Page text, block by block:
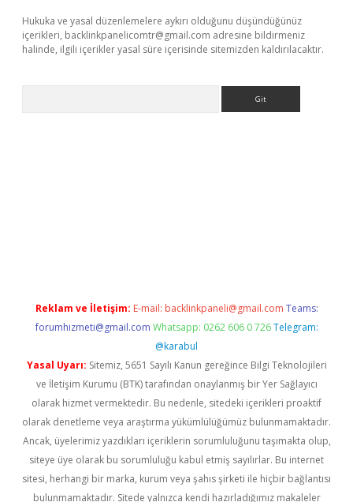
Hukuka ve yasal düzenlemelere aykırı olduğunu düşündüğünüz
içerikleri, backlinkpanelicomtr@gmail.com adresine bildirmeniz
halinde, ilgili içerikler yasal süre içerisinde sitemizden kaldırılacaktır.
Reklam ve İletişim: E-mail: backlinkpaneli@gmail.com Teams:
forumhizmeti@gmail.com Whatsapp: 0262 606 0 726 Telegram:
@karabul
Yasal Uyarı: Sitemiz, 5651 Sayılı Kanun gereğince Bilgi Teknolojileri
ve İletişim Kurumu (BTK) tarafından onaylanmış bir Yer Sağlayıcı
olarak hizmet vermektedir. Bu nedenle, sitedeki içerikleri proaktif
olarak denetleme veya araştırma yükümlülüğümüz bulunmamaktadır.
Ancak, üyelerimiz yazdıkları içeriklerin sorumluluğunu taşımakta olup,
siteye üye olarak bu sorumluluğu kabul etmiş sayılırlar. Bu internet
sitesi, herhangi bir marka, kurum veya şahıs şirketi ile hiçbir bağlantısı
bulunmamaktadır. Sitede yalnızca kendi hazırladığımız makaleler